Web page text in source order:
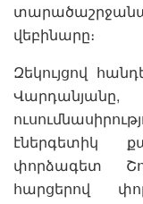
վեբինարը։
Զեկույցով
էներգետիկ
փորձագետ
հարցերով